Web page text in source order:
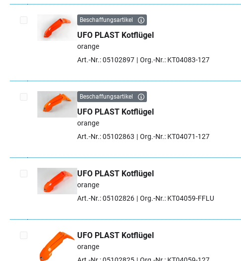
Artikel auswählen
Beschaffungsartikel
UFO PLAST Kotflügel
orange
Art.-Nr.: 05102897
Org.-Nr.: KT04083-127
Artikel auswählen
Beschaffungsartikel
UFO PLAST Kotflügel
orange
Art.-Nr.: 05102863
Org.-Nr.: KT04071-127
Artikel auswählen
UFO PLAST Kotflügel
orange
Art.-Nr.: 05102826
Org.-Nr.: KT04059-FFLU
Artikel auswählen
UFO PLAST Kotflügel
orange